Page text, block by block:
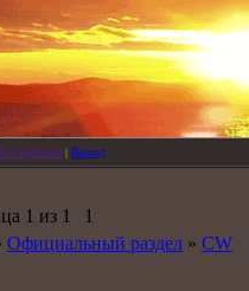
профиль | Выход
1 из 1
1
Официальный раздел » CW